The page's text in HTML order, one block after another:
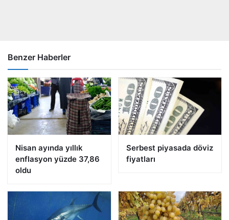
Benzer Haberler
Nisan ayında yıllık
enflasyon yüzde 37,86
oldu
Serbest piyasada döviz
fiyatları